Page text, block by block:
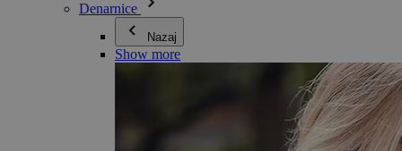
Denarnice
Nazaj
Show more